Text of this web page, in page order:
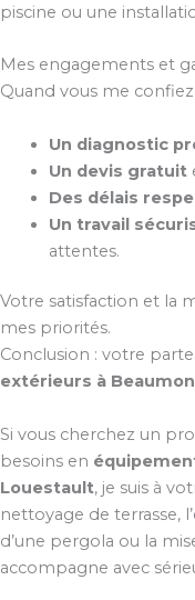
piscine ou une
Mes engagements et
Quand vous me
Un diagnostic
Un devis gratuit
Des délais
Un travail
attentes.
Votre satisfaction et la
mes priorités.
Conclusion : votre
extérieurs à
Si vous cherchez un
besoins en
Louestault, je suis à
nettoyage de terrasse,
d’une pergola ou la
accompagne avec